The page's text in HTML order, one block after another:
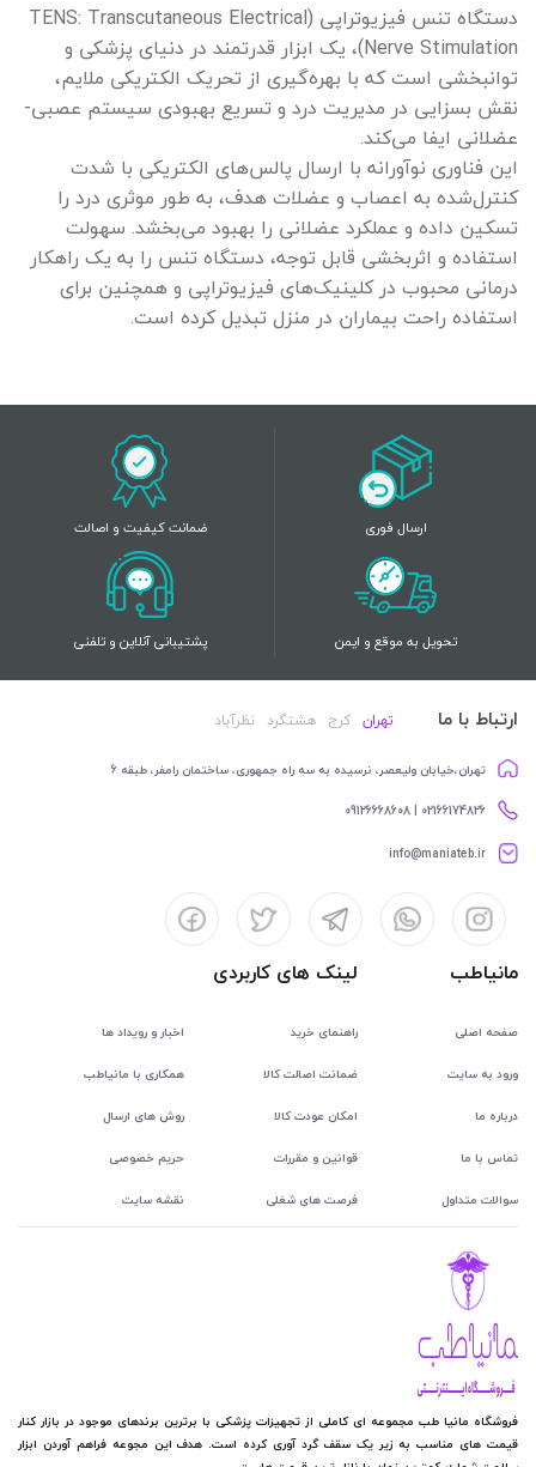
دستگاه تنس فیزیوتراپی (TENS: Transcutaneous Electrical
Nerve Stimulation)، یک ابزار قدرتمند در دنیای پزشکی و
توانبخشی است که با بهره‌گیری از تحریک الکتریکی ملایم،
نقش بسزایی در مدیریت درد و تسریع بهبودی سیستم عصبی-
عضلانی ایفا می‌کند.
این فناوری نوآورانه با ارسال پالس‌های الکتریکی با شدت
کنترل‌شده به اعصاب و عضلات هدف، به طور موثری درد را
تسکین داده و عملکرد عضلانی را بهبود می‌بخشد. سهولت
استفاده و اثربخشی قابل توجه، دستگاه تنس را به یک راهکار
درمانی محبوب در کلینیک‌های فیزیوتراپی و همچنین برای
استفاده راحت بیماران در منزل تبدیل کرده است.
ارسال فوری ضمانت کیفیت و اصالت
تحویل به موقع و ایمن پشتیبانی آنلاین و تلفنی
ارتباط با ما تهران کرج هشتگرد نظرآباد
تهران،خیابان ولیعصر، نرسیده به سه راه جمهوری، ساختمان رامفر، طبقه 6
02166174826 | 09126668608
info@maniateb.ir
مانیاطب
صفحه اصلی
ورود به سایت
درباره ما
تماس با ما
سوالات متداول
لینک های کاربردی
راهنمای خرید اخبار و رویداد ها
ضمانت اصالت کالا همکاری با مانیاطب
امکان عودت کالا روش های ارسال
قوانین و مقررات حریم خصوصی
فرصت های شغلی نقشه سایت
فروشگاه مانیا طب مجموعه ای کاملی از تجهیزات پزشکی با برترین برندهای موجود در بازار کنار
قیمت های مناسب به زیر یک سقف گرد آوری کرده است. هدف این مجوعه فراهم آوردن ابزار